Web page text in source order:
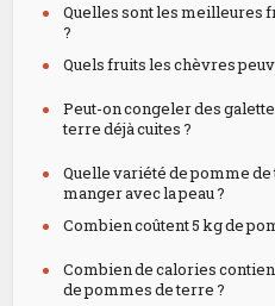
Quelles sont les meilleures
?
Quels fruits les chèvres
Peut-on congeler des
terre déjà cuites ?
Quelle variété de pomme
manger avec la peau ?
Combien coûtent 5 kg de
Combien de calories
de pommes de terre ?